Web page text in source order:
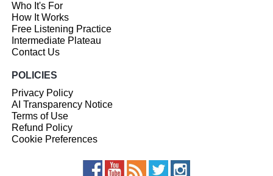
Who It's For
How It Works
Free Listening Practice
Intermediate Plateau
Contact Us
POLICIES
Privacy Policy
AI Transparency Notice
Terms of Use
Refund Policy
Cookie Preferences